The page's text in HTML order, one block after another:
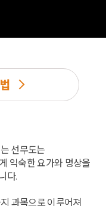
선무도는
익숙한 요가와 명상을
다.
과목으로 이루어져